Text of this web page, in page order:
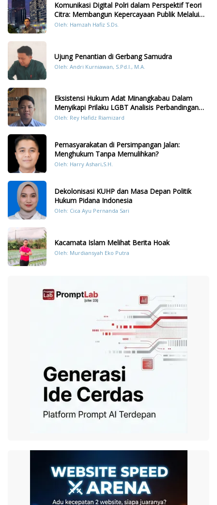
Komunikasi Digital Polri dalam Perspektif Teori
Citra: Membangun Kepercayaan Publik Melalui
Konten Humanis Kesiapsiagaan Bencana di
Oleh: Hamzah Hafiz S.Ds.
Ujung Penantian di Gerbang Samudra
Oleh: Andri Kurniawan, S.Pd.I., M.A.
Eksistensi Hukum Adat Minangkabau Dalam
Menyikapi Prilaku LGBT Analisis Perbandingan
Dengan Hukum Pidana
Oleh: Rey Hafidz Riamizard
Pemasyarakatan di Persimpangan Jalan:
Menghukum Tanpa Memulihkan?
Oleh: Harry Ashari,S.H.
Dekolonisasi KUHP dan Masa Depan Politik
Hukum Pidana Indonesia
Oleh: Cica Ayu Pernanda Sari
Kacamata Islam Melihat Berita Hoak
Oleh: Murdiansyah Eko Putra